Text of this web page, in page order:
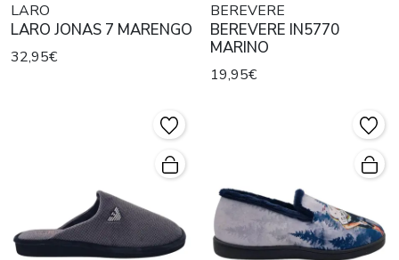
LARO
LARO JONAS 7 MARENGO
32,95€
BEREVERE
BEREVERE IN5770
MARINO
19,95€